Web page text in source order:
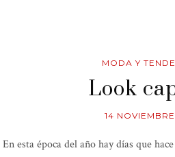
MODA Y
Look
14
En esta época del año hay días que